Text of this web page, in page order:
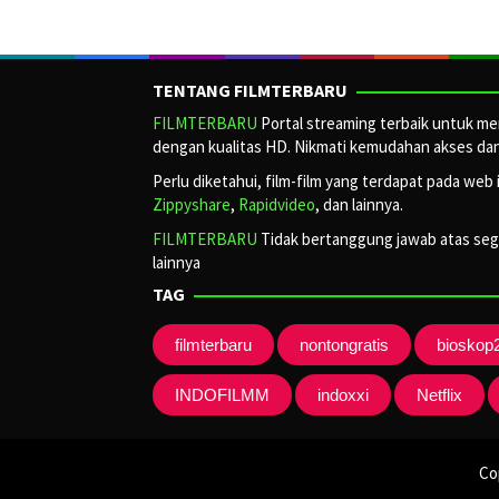
TENTANG FILMTERBARU
FILMTERBARU Portal streaming terbaik untuk
dengan kualitas HD. Nikmati kemudahan akses
Perlu diketahui, film-film yang terdapat pada
Zippyshare, Rapidvideo, dan lainnya.
FILMTERBARU Tidak bertanggung jawab atas
lainnya
TAG
filmterbaru nontongratis
INDOFILMM indoxxi Netflix